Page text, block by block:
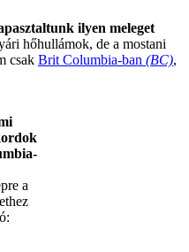
ilyen meleget
hőhullámok, de a mostani
csak Brit Columbia-ban (BC),
a